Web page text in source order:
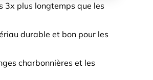
3x plus longtemps que les
durable et bon pour les
charbonnières et les